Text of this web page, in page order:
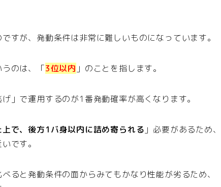
すが、発動条件は非常に難しいものになっています。
うのは、「3位以内 」のことを指します。
」で運用するのが1番発動確率が高くなります。
で、後方1バ身以内に詰め寄られる 」必要があるため、
です。
ると発動条件の面からみてもかなり性能が劣るため、